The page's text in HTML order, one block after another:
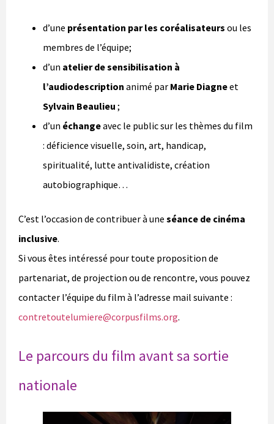
d’une présentation par les coréalisateurs ou les
membres de l’équipe;
d’un atelier de sensibilisation à
l’audiodescription animé par Marie Diagneet
Sylvain Beaulieu ;
d’un échangeavec le public sur les thèmes du film
: déficience visuelle, soin, art, handicap,
spiritualité, lutte antivalidiste, création
autobiographique…
C’est l’occasion de contribuer à une séance de cinéma
inclusive.
Si vous êtes intéressé pour toute proposition de
partenariat, de projection ou de rencontre, vous pouvez
contacter l’équipe du film à l’adresse mail suivante :
contretoutelumiere@corpusfilms.org.
Le parcours du film avant sa sortie
nationale